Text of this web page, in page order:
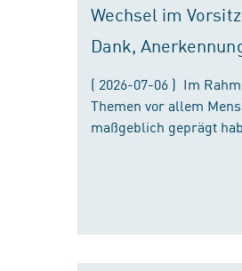
Wechsel im
Dank,
( 2026-07-06 ) Im
Themen vor allem
maßgeblich geprägt